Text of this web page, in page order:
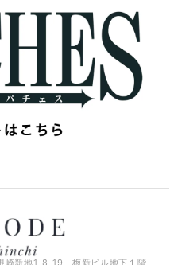
崎新地1-8-19 梅新ビル地下１階